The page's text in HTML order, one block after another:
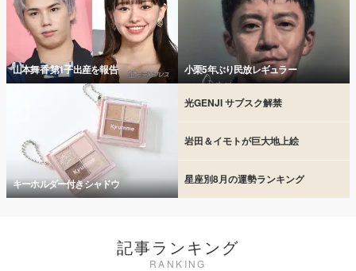
山本舞香 第1子出産を報告 小栗5年ぶり民放レギュラー
キーホルダー付きシャドウ
光GENJI サブスク解禁
岩田＆イモトが巨大地上絵
星座別8月の運勢ランキング
記事ランキング
RANKING